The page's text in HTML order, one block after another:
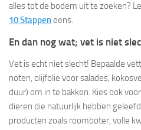
alles tot de bodem uit te zoeken?
10 Stappeneens.
En dan nog wat; vet is niet
Vet is echt niet slecht! Bepaalde
noten, olijfolie voor salades,
duur) om in te bakken. Kies ook
dieren die natuurlijk hebben
producten zoals roomboter, volle